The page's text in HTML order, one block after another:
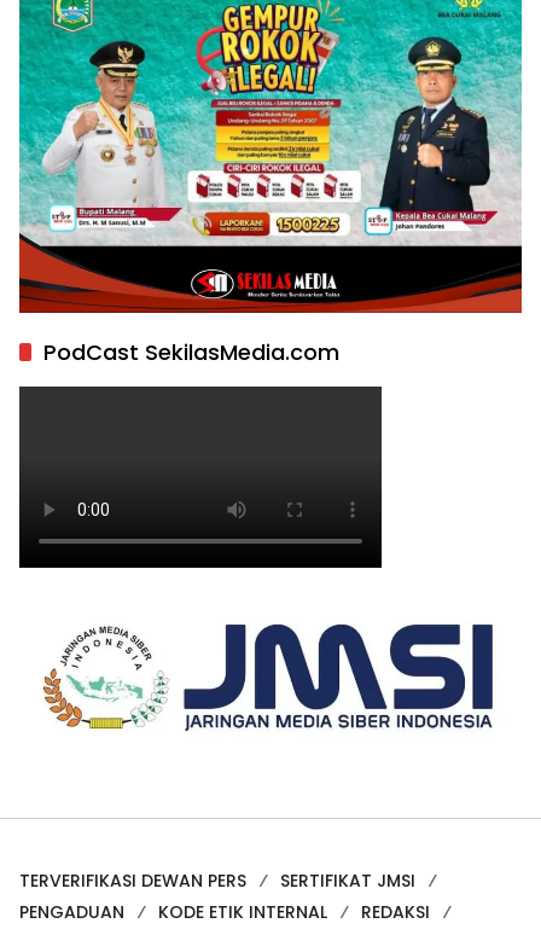
PodCast SekilasMedia.com
TERVERIFIKASI DEWAN PERS
SERTIFIKAT JMSI
PENGADUAN
KODE ETIK INTERNAL
REDAKSI